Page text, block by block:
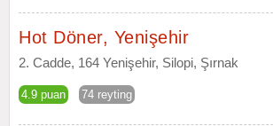
Hot Döner, Yenişehir
2. Cadde, 164 Yenişehir, Silopi, Şırnak
4.9 puan 74 reyting